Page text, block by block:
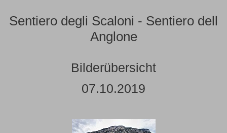
Sentiero degli Scaloni - Sentiero dell
Anglone
Bilderübersicht
07.10.2019